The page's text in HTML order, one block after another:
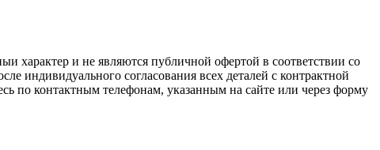
характер и не являются публичной офертой в соответствии со
индивидуального согласования всех деталей с контрактной
по контактным телефонам, указанным на сайте или через форму